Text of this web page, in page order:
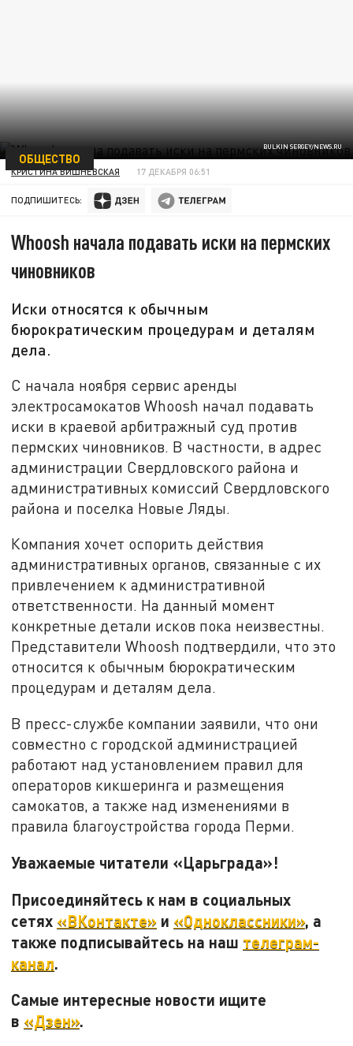
BULKIN SERGEY/NEWS.RU
ОБЩЕСТВО
КРИСТИНА ВИШНЕВСКАЯ 17 ДЕКАБРЯ 06:51
ПОДПИШИТЕСЬ:
Whoosh начала подавать иски на пермских
чиновников
Иски относятся к обычным
бюрократическим процедурам и деталям
дела.
С начала ноября сервис аренды
электросамокатов Whoosh начал подавать
иски в краевой арбитражный суд против
пермских чиновников. В частности, в адрес
администрации Свердловского района и
административных комиссий Свердловского
района и поселка Новые Ляды.
Компания хочет оспорить действия
административных органов, связанные с их
привлечением к административной
ответственности. На данный момент
конкретные детали исков пока неизвестны.
Представители Whoosh подтвердили, что это
относится к обычным бюрократическим
процедурам и деталям дела.
В пресс-службе компании заявили, что они
совместно с городской администрацией
работают над установлением правил для
операторов кикшеринга и размещения
самокатов, а также над изменениями в
правила благоустройства города Перми.
Уважаемые читатели «Царьграда»!
Присоединяйтесь к нам в социальных
сетях «ВКонтакте» и «Одноклассники», а
также подписывайтесь на наш телеграм-
канал.
Самые интересные новости ищите
в «Дзен».